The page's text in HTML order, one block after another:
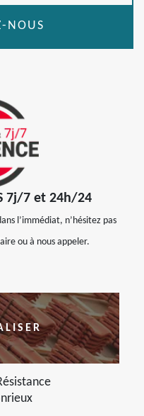
NOUS
7j/7 et 24h/24
l’immédiat, n’hésitez pas
ou à nous appeler.